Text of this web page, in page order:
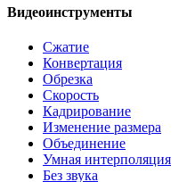
Видеоинструменты
Сжатие
Конвертация
Обрезка
Скорость
Кадрирование
Изменение размера
Объединение
Умная интерполяция
Без звука